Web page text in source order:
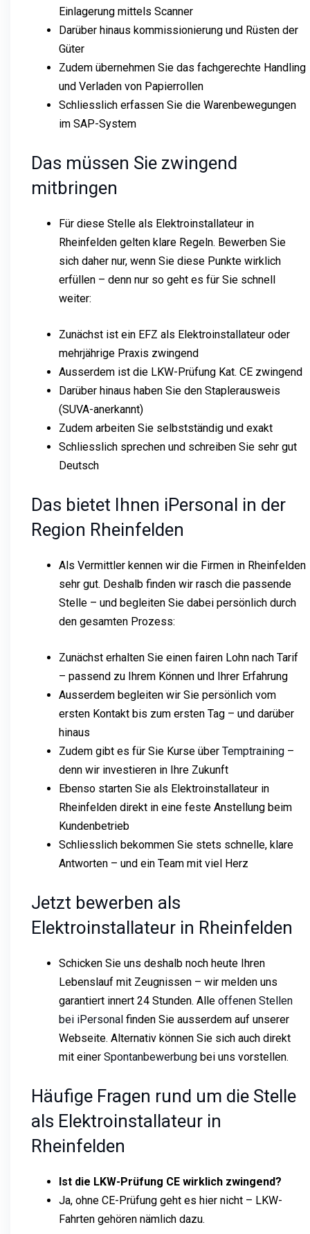
Einlagerung mittels Scanner
Darüber hinaus kommissionierung und Rüsten der
Güter
Zudem übernehmen Sie das fachgerechte Handling
und Verladen von Papierrollen
Schliesslich erfassen Sie die Warenbewegungen
im SAP-System
Das müssen Sie zwingend
mitbringen
Für diese Stelle als Elektroinstallateur in
Rheinfelden gelten klare Regeln. Bewerben Sie
sich daher nur, wenn Sie diese Punkte wirklich
erfüllen – denn nur so geht es für Sie schnell
weiter:
Zunächst ist ein EFZ als Elektroinstallateur oder
mehrjährige Praxis zwingend
Ausserdem ist die LKW-Prüfung Kat. CE zwingend
Darüber hinaus haben Sie den Staplerausweis
(SUVA-anerkannt)
Zudem arbeiten Sie selbstständig und exakt
Schliesslich sprechen und schreiben Sie sehr gut
Deutsch
Das bietet Ihnen iPersonal in der
Region Rheinfelden
Als Vermittler kennen wir die Firmen in Rheinfelden
sehr gut. Deshalb finden wir rasch die passende
Stelle – und begleiten Sie dabei persönlich durch
den gesamten Prozess:
Zunächst erhalten Sie einen fairen Lohn nach Tarif
– passend zu Ihrem Können und Ihrer Erfahrung
Ausserdem begleiten wir Sie persönlich vom
ersten Kontakt bis zum ersten Tag – und darüber
hinaus
Zudem gibt es für Sie Kurse über Temptraining –
denn wir investieren in Ihre Zukunft
Ebenso starten Sie als Elektroinstallateur in
Rheinfelden direkt in eine feste Anstellung beim
Kundenbetrieb
Schliesslich bekommen Sie stets schnelle, klare
Antworten – und ein Team mit viel Herz
Jetzt bewerben als
Elektroinstallateur in Rheinfelden
Schicken Sie uns deshalb noch heute Ihren
Lebenslauf mit Zeugnissen – wir melden uns
garantiert innert 24 Stunden. Alle offenen Stellen
bei iPersonal finden Sie ausserdem auf unserer
Webseite. Alternativ können Sie sich auch direkt
mit einer Spontanbewerbung bei uns vorstellen.
Häufige Fragen rund um die Stelle
als Elektroinstallateur in
Rheinfelden
Ist die LKW-Prüfung CE wirklich zwingend?
Ja, ohne CE-Prüfung geht es hier nicht – LKW-
Fahrten gehören nämlich dazu.